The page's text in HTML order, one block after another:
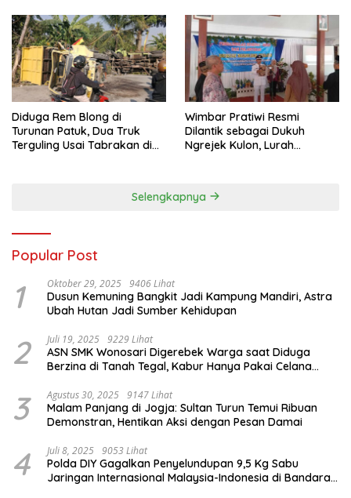
Diduga Rem Blong di
Turunan Patuk, Dua Truk
Terguling Usai Tabrakan di
Wimbar Pratiwi Resmi
Dilantik sebagai Dukuh
Ngrejek Kulon, Lurah
Selengkapnya
Popular Post
1 Oktober 29, 2025 9406 Lihat
Dusun Kemuning Bangkit Jadi Kampung Mandiri, Astra
Ubah Hutan Jadi Sumber Kehidupan
2 Juli 19, 2025 9229 Lihat
ASN SMK Wonosari Digerebek Warga saat Diduga
Berzina di Tanah Tegal, Kabur Hanya Pakai Celana
3 Agustus 30, 2025 9147 Lihat
Malam Panjang di Jogja: Sultan Turun Temui Ribuan
Demonstran, Hentikan Aksi dengan Pesan Damai
4 Juli 8, 2025 9053 Lihat
Polda DIY Gagalkan Penyelundupan 9,5 Kg Sabu
Jaringan Internasional Malaysia-Indonesia di Bandara